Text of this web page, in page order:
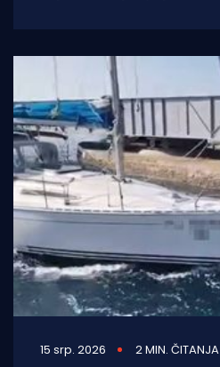
15 srp. 2026 2 MIN. ČITANJA